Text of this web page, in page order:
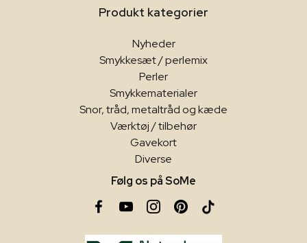
Produkt kategorier
Nyheder
Smykkesæt / perlemix
Perler
Smykkematerialer
Snor, tråd, metaltråd og kæde
Værktøj / tilbehør
Gavekort
Diverse
Følg os på SoMe